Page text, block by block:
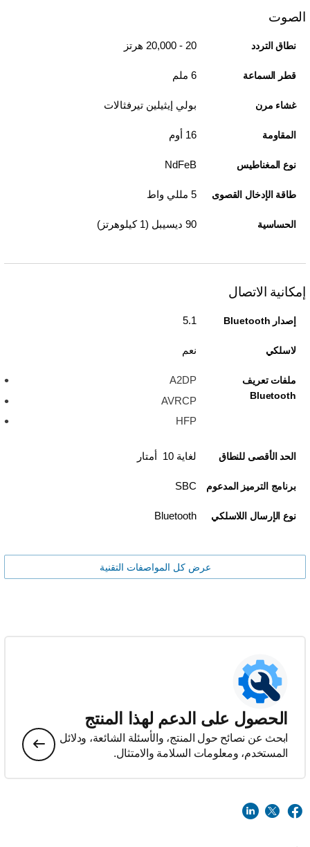
الصوت
نطاق التردد 20 - 20,000 هرتز
قطر السماعة 6 ملم
غشاء مرن بولي إيثيلين تيرفثالات
المقاومة 16 أوم
نوع المغناطيس NdFeB
طاقة الإدخال القصوى 5 مللي واط
الحساسية 90 ديسيبل (1 كيلوهرتز)
إمكانية الاتصال
إصدار Bluetooth 5.1
لاسلكي نعم
ملفات تعريف
Bluetooth
A2DP
AVRCP
HFP
الحد الأقصى للنطاق لغاية 10 أمتار
برنامج الترميز المدعوم SBC
نوع الإرسال اللاسلكي Bluetooth
عرض كل المواصفات التقنية
الحصول على الدعم لهذا المنتج
ابحث عن نصائح حول المنتج، والأسئلة الشائعة، ودلائل
المستخدم، ومعلومات السلامة والامتثال.